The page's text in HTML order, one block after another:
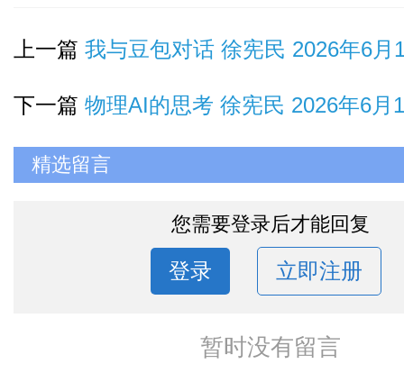
上一篇 我与豆包对话 徐宪民 2026年6月
下一篇 物理AI的思考 徐宪民 2026年6月
精选留言
您需要登录后才能回复
登录 立即注册
暂时没有留言